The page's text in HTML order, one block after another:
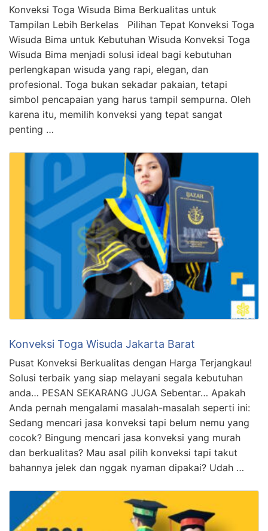
Konveksi Toga Wisuda Bima Berkualitas untuk
Tampilan Lebih Berkelas Pilihan Tepat Konveksi Toga
Wisuda Bima untuk Kebutuhan Wisuda Konveksi Toga
Wisuda Bima menjadi solusi ideal bagi kebutuhan
perlengkapan wisuda yang rapi, elegan, dan
profesional. Toga bukan sekadar pakaian, tetapi
simbol pencapaian yang harus tampil sempurna. Oleh
karena itu, memilih konveksi yang tepat sangat
penting …
Konveksi Toga Wisuda Jakarta Barat
Pusat Konveksi Berkualitas dengan Harga Terjangkau!
Solusi terbaik yang siap melayani segala kebutuhan
anda… PESAN SEKARANG JUGA Sebentar… Apakah
Anda pernah mengalami masalah-masalah seperti ini:
Sedang mencari jasa konveksi tapi belum nemu yang
cocok? Bingung mencari jasa konveksi yang murah
dan berkualitas? Mau asal pilih konveksi tapi takut
bahannya jelek dan nggak nyaman dipakai? Udah …